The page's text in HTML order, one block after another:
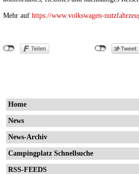
Mehr auf https://www.volkswagen-
Home
News
News-Archiv
Campingplatz Schnellsuche
RSS-FEEDS